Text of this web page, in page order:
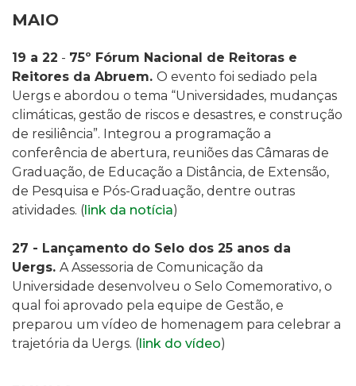
MAIO
19 a 22 - 75º Fórum Nacional de Reitoras e
Reitores da Abruem. O evento foi sediado pela
Uergs e abordou o tema “Universidades, mudanças
climáticas, gestão de riscos e desastres, e construção
de resiliência”. Integrou a programação a
conferência de abertura, reuniões das Câmaras de
Graduação, de Educação a Distância, de Extensão,
de Pesquisa e Pós-Graduação, dentre outras
atividades. (link da notícia)
27 - Lançamento do Selo dos 25 anos da
Uergs. A Assessoria de Comunicação da
Universidade desenvolveu o Selo Comemorativo, o
qual foi aprovado pela equipe de Gestão, e
preparou um vídeo de homenagem para celebrar a
trajetória da Uergs. (link do vídeo)